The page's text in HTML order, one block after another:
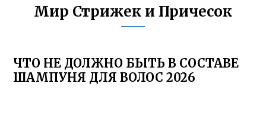
Мир Стрижек и Причесок
ЧТО НЕ ДОЛЖНО БЫТЬ В СОСТАВЕ
ШАМПУНЯ ДЛЯ ВОЛОС 2026